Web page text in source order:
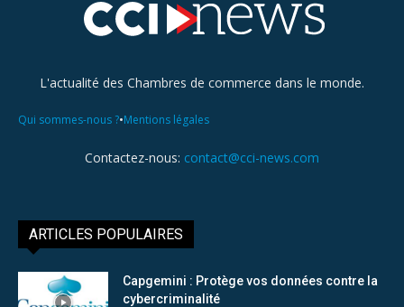
L'actualité des Chambres de commerce dans le monde.
Qui sommes-nous ?•Mentions légales
Contactez-nous: contact@cci-news.com
ARTICLES POPULAIRES
Capgemini : Protège vos données contre la
cybercriminalité